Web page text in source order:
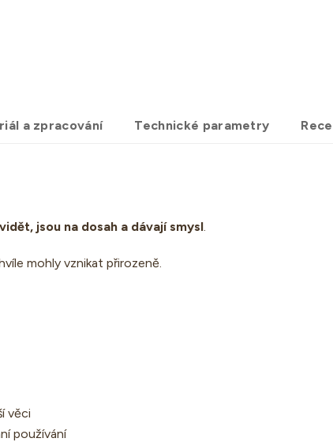
a zpracování Technické parametry
jsou na dosah a dávají smysl.
mohly vznikat přirozeně.
věci
používání